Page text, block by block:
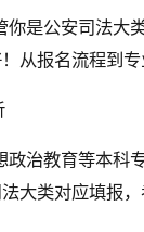
是公安司法大
从报名流程到
政治教育等本科
大类对应填报